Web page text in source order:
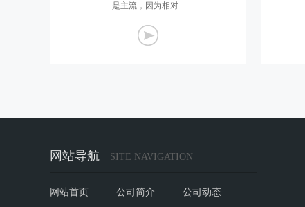
是主流，因为相对...
网站导航 SITE NAVIGATION
网站首页 公司简介 公司动态